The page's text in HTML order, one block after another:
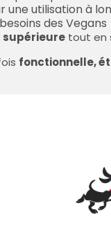
une utilisation à
des Vegans
supérieure tout en
fonctionnelle,